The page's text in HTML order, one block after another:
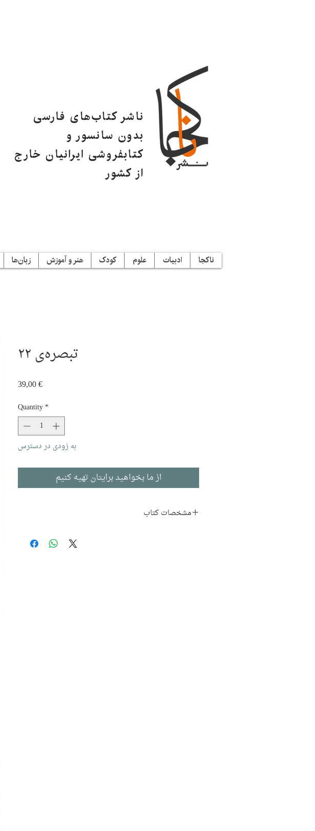
ناشر کتاب‌های فارسی
بدون سانسور و
کتابفروشی ایرانیان خارج
از کشور
ناکجا ادبیات علوم کودک هنر و آموزش زبان‌ها
تبصره‌ی ۲۲
39,00 €Price
Quantity*
به زودی در دسترس
از ما بخواهید برایتان تهیه کنیم
مشخصات کتاب